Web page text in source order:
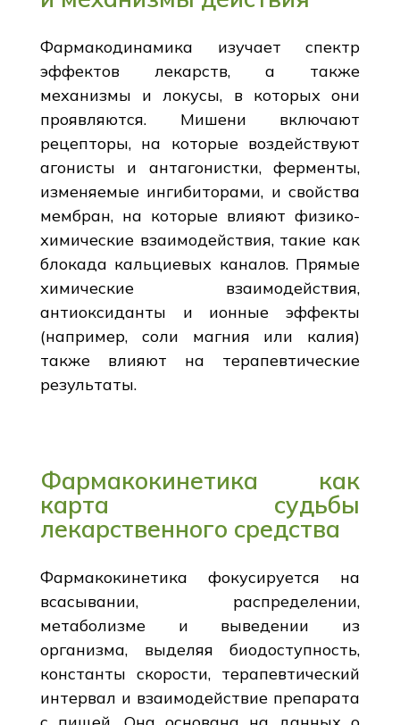
Фармакодинамика изучает спектр
эффектов лекарств, а также
механизмы и локусы, в которых они
проявляются. Мишени включают
рецепторы, на которые воздействуют
агонисты и антагонистки, ферменты,
изменяемые ингибиторами, и свойства
мембран, на которые влияют физико-
химические взаимодействия, такие как
блокада кальциевых каналов. Прямые
химические взаимодействия,
антиоксиданты и ионные эффекты
(например, соли магния или калия)
также влияют на терапевтические
результаты.
Фармакокинетика как
карта судьбы
лекарственного средства
Фармакокинетика фокусируется на
всасывании, распределении,
метаболизме и выведении из
организма, выделяя биодоступность,
константы скорости, терапевтический
интервал и взаимодействие препарата